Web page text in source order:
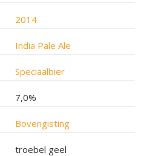
2014
India Pale Ale
Speciaalbier
7,0%
Bovengisting
troebel geel